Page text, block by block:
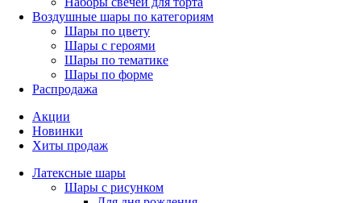
Воздушные шары по категориям
Шары по цвету
Шары с героями
Шары по тематике
Шары по форме
Распродажа
Акции
Новинки
Хиты продаж
Латексные шары
Шары с рисунком